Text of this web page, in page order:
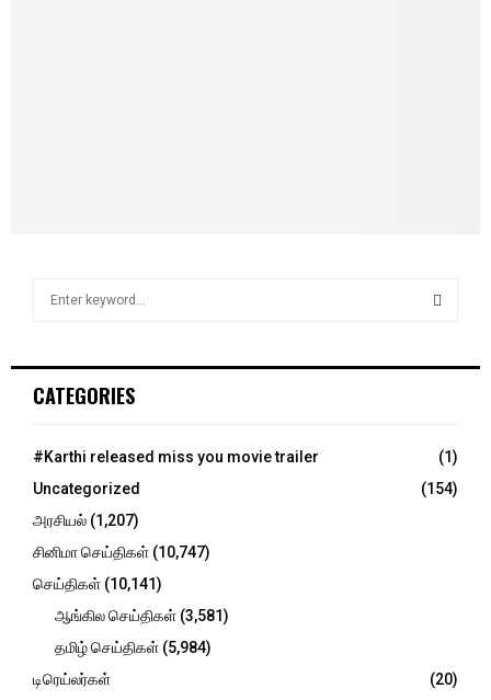
h
o
:
CATEGORIES
#Karthi released miss you movie trailer
(1)
Uncategorized
(154)
அரசியல் (1,207)
சினிமா செய்திகள் (10,747)
செய்திகள் (10,141)
ஆங்கில செய்திகள் (3,581)
தமிழ் செய்திகள் (5,984)
டிரெய்லர்கள்
(20)